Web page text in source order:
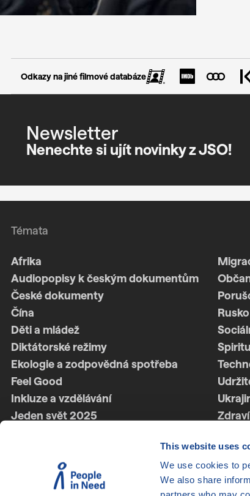
This website uses
We use cookies to
We also share
Odkazy na jiné filmové databáze
Newsletter
Nenechte si ujít novinky z JSO!
Témata
Afrika
Audiopopisy k českým dokumentům
České dokumenty
Čína
Rusko
Děti a mládež
Diktátorské režimy
Ekologie a zodpovědná spotřeba
Feel Good
Inkluze a vzdělávání
Jeden svět 2025